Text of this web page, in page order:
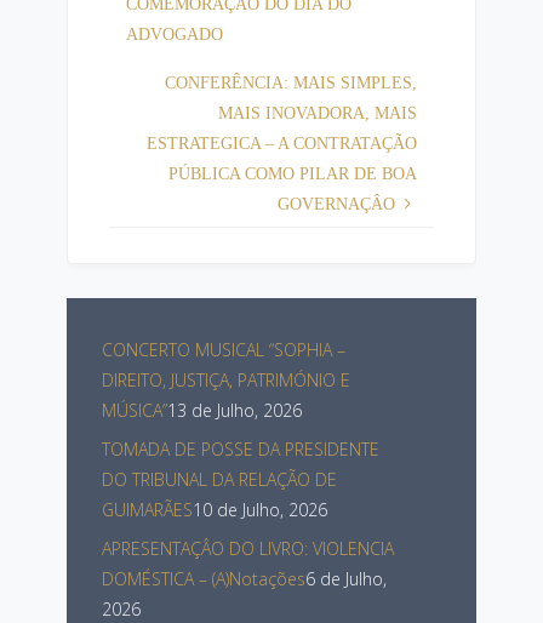
ADVOGADO
CONFERÊNCIA: MAIS SIMPLES,
MAIS INOVADORA, MAIS
ESTRATEGICA – A CONTRATAÇÃO
PÚBLICA COMO PILAR DE BOA
GOVERNAÇÂO
CONCERTO MUSICAL “SOPHIA –
DIREITO, JUSTIÇA, PATRIMÓNIO E
MÚSICA”13 de Julho, 2026
TOMADA DE POSSE DA PRESIDENTE
DO TRIBUNAL DA RELAÇÃO DE
GUIMARÃES10 de Julho, 2026
APRESENTAÇÂO DO LIVRO: VIOLENCIA
DOMÉSTICA – (A)Notações6 de Julho,
2026